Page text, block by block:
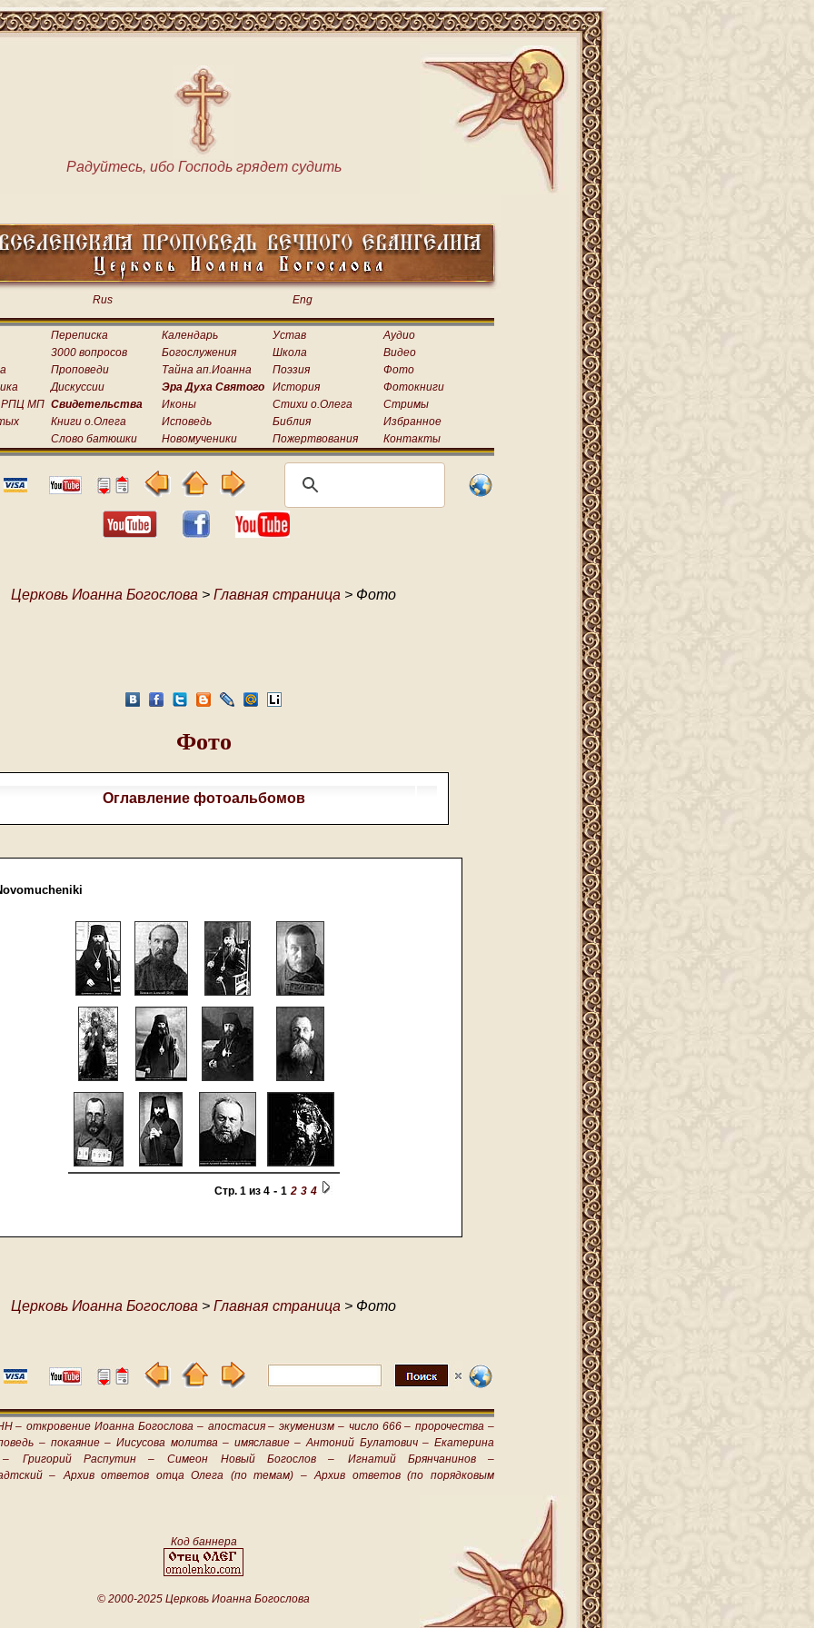
Радуйтесь, ибо Господь грядет судить
Rus Eng
Переписка Календарь Устав
Аудио
3000 вопросов
Богослужения Школа
Видео
Проповеди Тайна ап.Иоанна Поэзия
Фото
Дискуссии Эра Духа Святого История
Фотокниги
РПЦ МП Свидетельства Иконы Стихи о.Олега
Стримы
Книги о.Олега Исповедь Библия
Избранное
Слово батюшки
Новомученики Пожертвования Контакты
Церковь Иоанна Богослова > Главная страница > Фото
Фото
Оглавление фотоальбомов
Стр. 1 из 4- 1 2 3 4
Церковь Иоанна Богослова > Главная страница > Фото
– откровение Иоанна Богослова – апостасия – экуменизм – число 666 – пророчества –
– покаяние – Иисусова молитва – имяславие – Антоний Булатович – Екатерина
–
Григорий Распутин – Симеон Новый Богослов –
Игнатий Брянчанинов –
–
Архив ответов отца Олега (по темам) – Архив ответов (по порядковым
Код баннера
© 2000-2025 Церковь Иоанна Богослова